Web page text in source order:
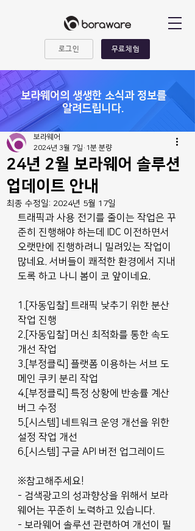
로그인 무료체험
​보라웨어의 생생한 소식과 정보를
알려드립니다.
24년 2월 보라웨어 솔루션
업데이트 안내
보라웨어
2024년 3월 7일 1분 분량
최종 수정일: 2024년 5월 17일
트래픽과 사용 전기를 줄이는 작업은 꾸
준히 진행해야 하는데 IDC 이전하면서
오랫만에 진행하려니 밀려있는 작업이
많네요. 서버들이 쾌적한 환경에서 지내
도록 하고 나니 봄이 코 앞이네요.
1.[자동입찰] 트래픽 낮추기 위한 분산
작업 진행
2.[자동입찰] 머신 최적화를 통한 속도
개선 작업
3.[부정클릭] 플랫폼 이용하는 서브 도
메인 쿠키 분리 작업
4.[부정클릭] 특정 상황에 반송률 계산
버그 수정
5.[시스템] 네트워크 운영 개선을 위한
설정 작업 개선
6.[시스템] 구글 API 버전 업그레이드
※참고해주세요!
- 검색광고의 성과향상을 위해서 보라
웨어는 꾸준히 노력하고 있습니다.
- 보라웨어 솔루션 관련하여 개선이 필